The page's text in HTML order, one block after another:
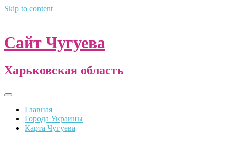
Skip to content
Сайт Чугуева
Харьковская область
Главная
Города Украины
Карта Чугуева